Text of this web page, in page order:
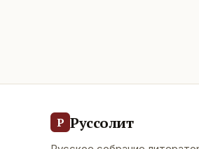
Р Руссолит